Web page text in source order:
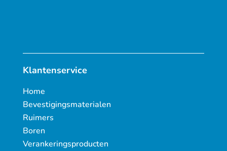
Klantenservice
Home
Bevestigingsmaterialen
Ruimers
Boren
Verankeringsproducten